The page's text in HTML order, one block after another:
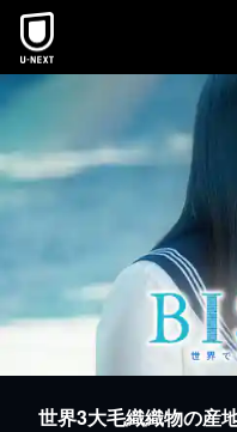
本文へスキップ
世界3大毛織織物の産